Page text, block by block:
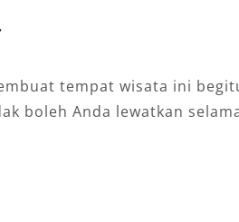
tempat wisata ini
boleh Anda lewatkan